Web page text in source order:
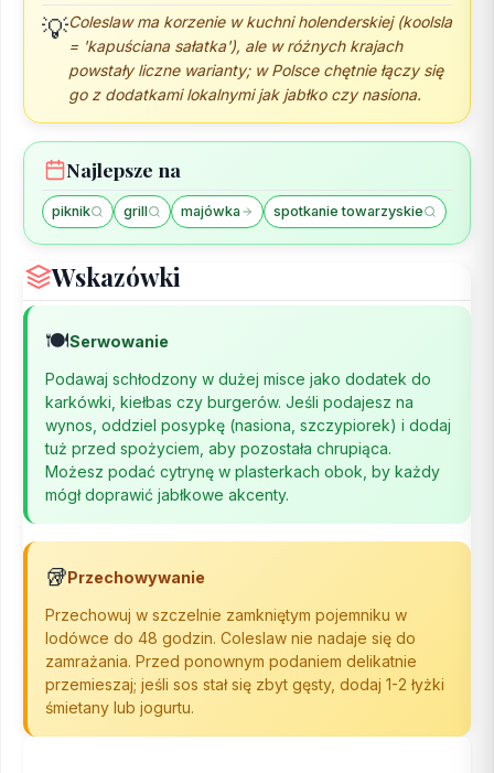
💡Coleslaw ma korzenie w kuchni holenderskiej (koolsla
= 'kapuściana sałatka'), ale w różnych krajach
powstały liczne warianty; w Polsce chętnie łączy się
go z dodatkami lokalnymi jak jabłko czy nasiona.
Najlepsze na
piknik grill majówka spotkanie towarzyskie
Wskazówki
🍽️Serwowanie
Podawaj schłodzony w dużej misce jako dodatek do
karkówki, kiełbas czy burgerów. Jeśli podajesz na
wynos, oddziel posypkę (nasiona, szczypiorek) i dodaj
tuż przed spożyciem, aby pozostała chrupiąca.
Możesz podać cytrynę w plasterkach obok, by każdy
mógł doprawić jabłkowe akcenty.
🥡Przechowywanie
Przechowuj w szczelnie zamkniętym pojemniku w
lodówce do 48 godzin. Coleslaw nie nadaje się do
zamrażania. Przed ponownym podaniem delikatnie
przemieszaj; jeśli sos stał się zbyt gęsty, dodaj 1-2 łyżki
śmietany lub jogurtu.